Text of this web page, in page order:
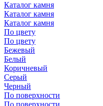
Каталог камня
Каталог камня
Каталог камня
По цвету
По цвету
Бежевый
Белый
Коричневый
Серый
Черный
По поверхности
По поверхности